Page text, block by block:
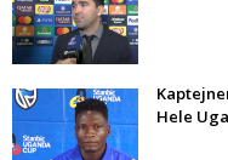
Hele